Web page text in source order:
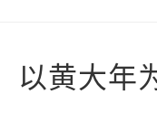
以黄大年